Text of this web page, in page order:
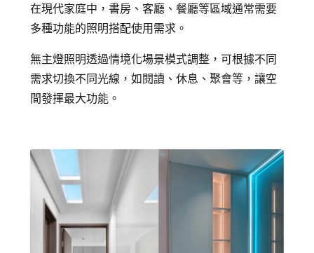
在現代家庭中，書房、客廳、餐廳等區域通常需要
多種功能的照明搭配使用需求。
無主燈照明透過情境化場景模式調整，可根據不同
需求切換不同光線，如閱讀、休息、聚會等，讓空
間發揮最大功能。